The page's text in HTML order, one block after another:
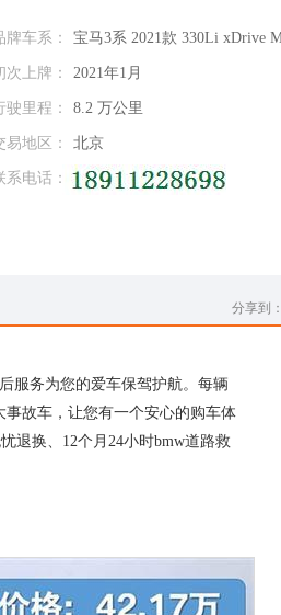
牌车系： 宝马3系 2021款 330Li xDrive
次上牌： 2021年1月
驶里程： 8.2 万公里
易地区： 北京
系电话：
分享到：
服务为您的爱车保驾护航。每辆
事故车，让您有一个安心的购车体
退换、12个月24小时bmw道路救